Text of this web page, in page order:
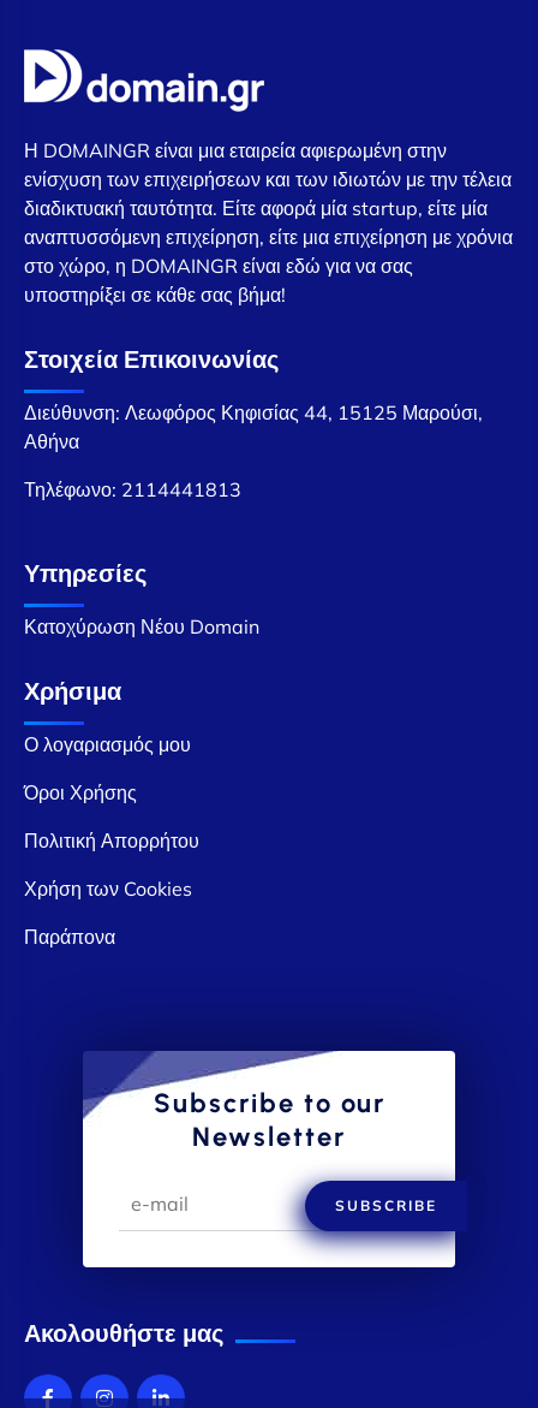
Η DOMAINGR είναι μια εταιρεία αφιερωμένη στην
ενίσχυση των επιχειρήσεων και των ιδιωτών με την τέλεια
διαδικτυακή ταυτότητα. Είτε αφορά μία startup, είτε μία
αναπτυσσόμενη επιχείρηση, είτε μια επιχείρηση με χρόνια
στο χώρο, η DOMAINGR είναι εδώ για να σας
υποστηρίξει σε κάθε σας βήμα!
Στοιχεία Επικοινωνίας
Διεύθυνση: Λεωφόρος Κηφισίας 44, 15125 Μαρούσι,
Αθήνα
Τηλέφωνο: 2114441813
Υπηρεσίες
Κατοχύρωση Νέου Domain
Χρήσιμα
Ο λογαριασμός μου
Όροι Χρήσης
Πολιτική Απορρήτου
Χρήση των Cookies
Παράπονα
Subscribe to our
Newsletter
SUBSCRIBE
Ακολουθήστε μας